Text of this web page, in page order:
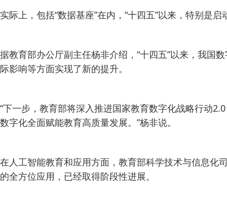
实际上，包括“数据基座”在内，“十四五”以来，特别是
据教育部办公厅副主任杨非介绍，“十四五”以来，我国
际影响等方面实现了新的提升。
“下一步，教育部将深入推进国家教育数字化战略行动
数字化全面赋能教育高质量发展。”杨非说。
在人工智能教育和应用方面，教育部科学技术与信息化
的全方位应用，已经取得阶段性进展。